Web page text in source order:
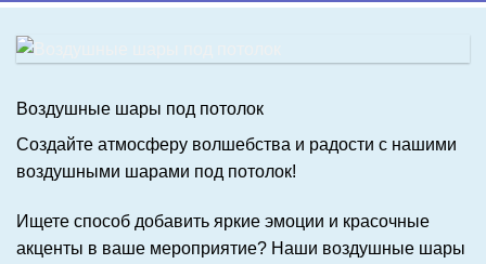
Воздушные шары под потолок
Создайте атмосферу волшебства и радости с нашими
воздушными шарами под потолок!
Ищете способ добавить яркие эмоции и красочные
акценты в ваше мероприятие? Наши воздушные шары